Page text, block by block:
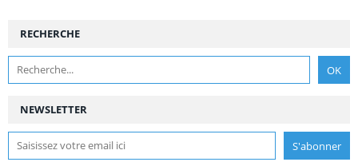
NEWSLETTER
RECHERCHE